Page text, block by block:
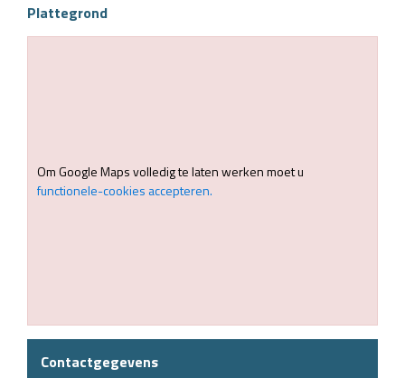
Plattegrond
Om Google Maps volledig te laten werken moet u
functionele-cookies accepteren.
Contactgegevens